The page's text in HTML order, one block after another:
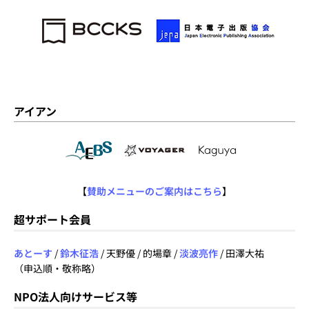
アイアン
【賛助メニューのご案内はこちら】
超サポート会員
あとーす /鈴木征浩 / 天野優 / 的場章 /淡波亮作 / 田澤大祐
（申込順・敬称略）
NPO法人向けサービス等